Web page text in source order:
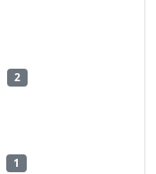
2
1